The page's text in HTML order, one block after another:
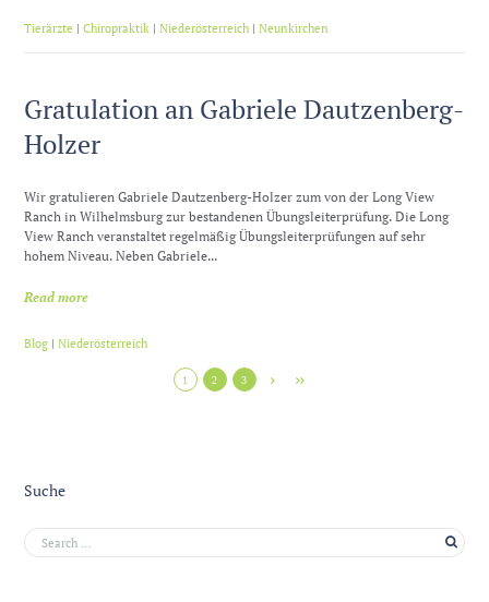
Tierärzte |Chiropraktik |Niederösterreich |Neunkirchen
Gratulation an Gabriele Dautzenberg-
Holzer
Wir gratulieren Gabriele Dautzenberg-Holzer zum von der Long View
Ranch in Wilhelmsburg zur bestandenen Übungsleiterprüfung. Die Long
View Ranch veranstaltet regelmäßig Übungsleiterprüfungen auf sehr
hohem Niveau. Neben Gabriele...
Read more
Blog |Niederösterreich
1 2 3
Suche